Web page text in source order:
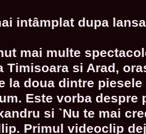
intâmplat dupa
mai multe
Timisoara si Arad,
la doua dintre piesele
Este vorba despre
si `Nu te mai
Primul videoclip